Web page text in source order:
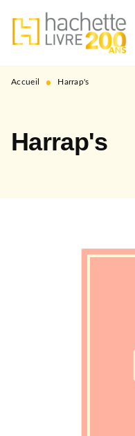
MENU RECHERCHE
PIED DE PAGE
Accueil • Harrap's
Harrap's